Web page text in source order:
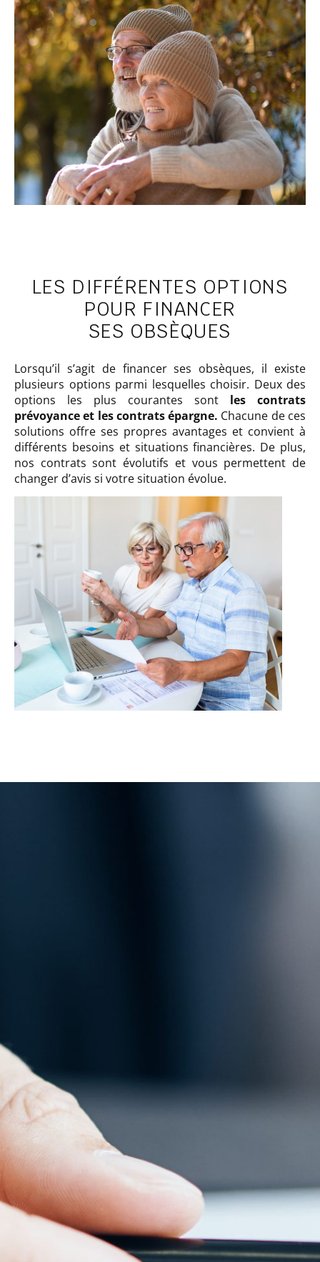
LES DIFFÉRENTES OPTIONS
POUR FINANCER
SES OBSÈQUES
Lorsqu’il s’agit de financer ses obsèques, il existe
plusieurs options parmi lesquelles choisir. Deux des
options les plus courantes sont les contrats
prévoyance et les contrats épargne. Chacune de ces
solutions offre ses propres avantages et convient à
différents besoins et situations financières. De plus,
nos contrats sont évolutifs et vous permettent de
changer d’avis si votre situation évolue.